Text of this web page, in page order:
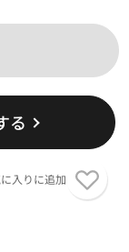
る
入りに追加